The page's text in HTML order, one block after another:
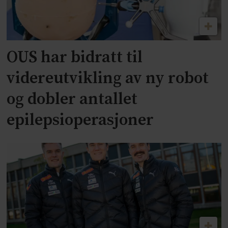
OUS har bidratt til
videreutvikling av ny robot
og dobler antallet
epilepsioperasjoner